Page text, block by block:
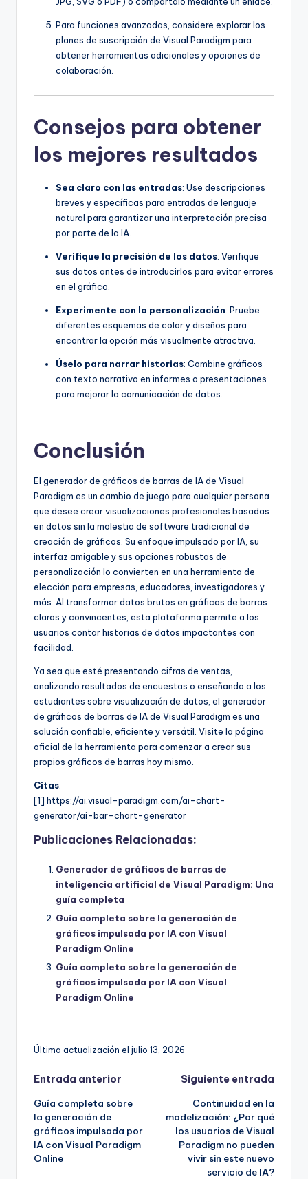
Para funciones avanzadas, considere explorar los
planes de suscripción de Visual Paradigm para
obtener herramientas adicionales y opciones de
colaboración.
Consejos para obtener
los mejores resultados
Sea claro con las entradas: Use descripciones
breves y específicas para entradas de lenguaje
natural para garantizar una interpretación precisa
por parte de la IA.
Verifique la precisión de los datos: Verifique
sus datos antes de introducirlos para evitar errores
en el gráfico.
Experimente con la personalización: Pruebe
diferentes esquemas de color y diseños para
encontrar la opción más visualmente atractiva.
Úselo para narrar historias: Combine gráficos
con texto narrativo en informes o presentaciones
para mejorar la comunicación de datos.
Conclusión
El generador de gráficos de barras de IA de Visual
Paradigm es un cambio de juego para cualquier persona
que desee crear visualizaciones profesionales basadas
en datos sin la molestia de software tradicional de
creación de gráficos. Su enfoque impulsado por IA, su
interfaz amigable y sus opciones robustas de
personalización lo convierten en una herramienta de
elección para empresas, educadores, investigadores y
más. Al transformar datos brutos en gráficos de barras
claros y convincentes, esta plataforma permite a los
usuarios contar historias de datos impactantes con
facilidad.
Ya sea que esté presentando cifras de ventas,
analizando resultados de encuestas o enseñando a los
estudiantes sobre visualización de datos, el generador
de gráficos de barras de IA de Visual Paradigm es una
solución confiable, eficiente y versátil. Visite la página
oficial de la herramienta para comenzar a crear sus
propios gráficos de barras hoy mismo.
Citas:
[1] https://ai.visual-paradigm.com/ai-chart-
generator/ai-bar-chart-generator
Publicaciones Relacionadas:
Generador de gráficos de barras de
inteligencia artificial de Visual Paradigm: Una
guía completa
Guía completa sobre la generación de
gráficos impulsada por IA con Visual
Paradigm Online
Guía completa sobre la generación de
gráficos impulsada por IA con Visual
Paradigm Online
Última actualización el julio 13, 2026
Navegación
de
entradas
Entrada anterior
Guía completa sobre
la generación de
gráficos impulsada por
IA con Visual Paradigm
Online
Siguiente entrada
Continuidad en la
modelización: ¿Por qué
los usuarios de Visual
Paradigm no pueden
vivir sin este nuevo
servicio de IA?